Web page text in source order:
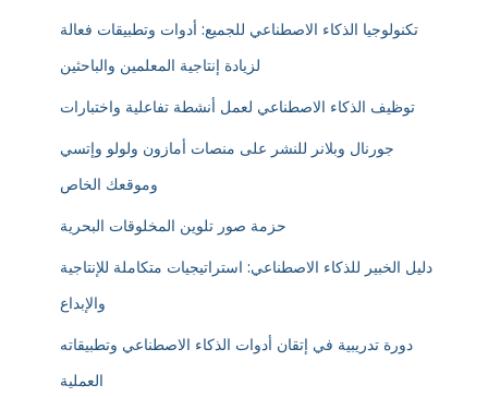
تكنولوجيا الذكاء الاصطناعي للجميع: أدوات وتطبيقات فعالة
لزيادة إنتاجية المعلمين والباحثين
توظيف الذكاء الاصطناعي لعمل أنشطة تفاعلية واختبارات
جورنال وبلانر للنشر على منصات أمازون ولولو وإتسي
وموقعك الخاص
حزمة صور تلوين المخلوقات البحرية
دليل الخبير للذكاء الاصطناعي: استراتيجيات متكاملة للإنتاجية
والإبداع
دورة تدريبية في إتقان أدوات الذكاء الاصطناعي وتطبيقاته
العملية